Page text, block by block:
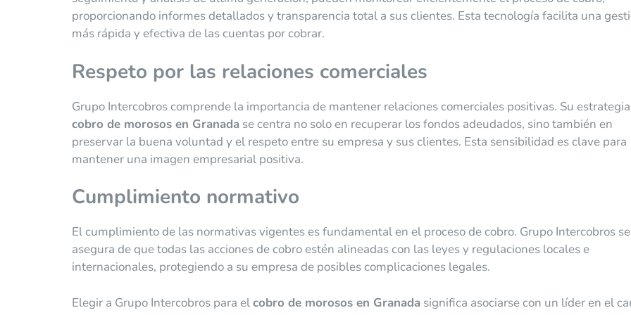
proporcionando informes detallados y transparencia total a sus clientes. Esta tecnología facilita una
más rápida y efectiva de las cuentas por cobrar.
Respeto por las relaciones comerciales
Grupo Intercobros comprende la importancia de mantener relaciones comerciales positivas. Su
cobro de morosos en Granada se centra no solo en recuperar los fondos adeudados, sino también en
preservar la buena voluntad y el respeto entre su empresa y sus clientes. Esta sensibilidad es clave para
mantener una imagen empresarial positiva.
Cumplimiento normativo
El cumplimiento de las normativas vigentes es fundamental en el proceso de cobro. Grupo Intercobros se
asegura de que todas las acciones de cobro estén alineadas con las leyes y regulaciones locales e
internacionales, protegiendo a su empresa de posibles complicaciones legales.
Elegir a Grupo Intercobros para elcobro de morosos en Granada significa asociarse con un líder en el